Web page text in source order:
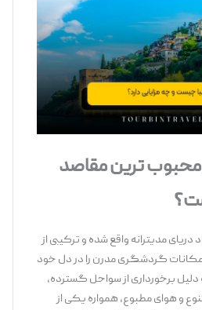
‌ترین مقاصد
مدیترانه واقع شده و ترکیبی از
گردشگری مدرن را در دل خود
از سواحل گسترده،
مطبوع، همواره یکی از